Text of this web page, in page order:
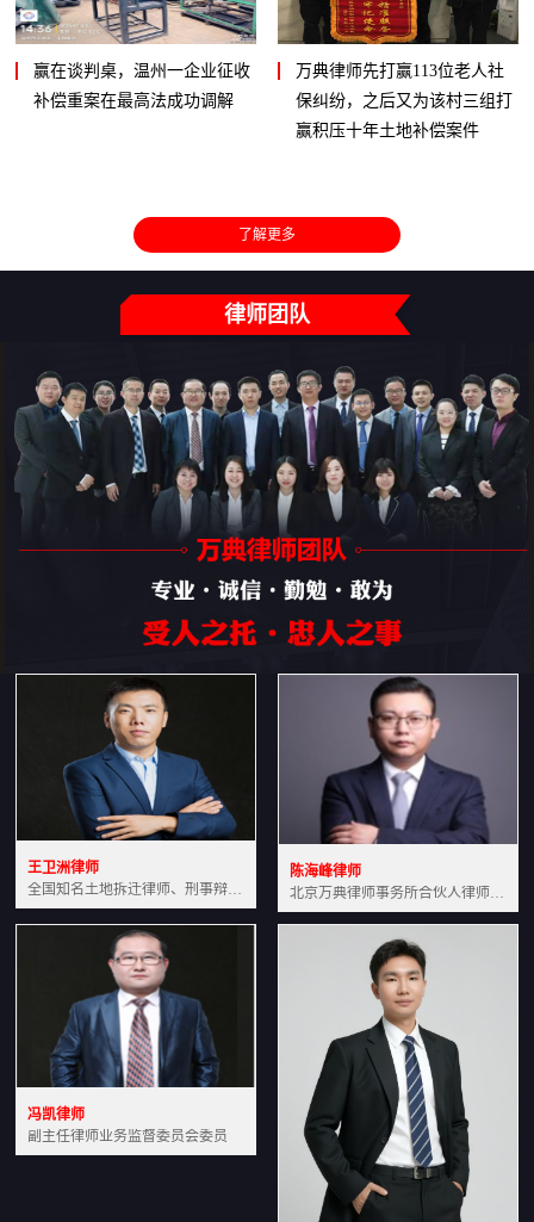
赢在谈判桌，温州一企业征收
补偿重案在最高法成功调解
万典律师先打赢113位老人社
保纠纷，之后又为该村三组打
赢积压十年土地补偿案件
了解更多
律师团队
王卫洲律师
全国知名土地拆迁律师、刑事辩护律师北京万典律师事务所主任中国法学会会员北京市行政法研究会理事
陈海峰律师
北京万典律师事务所合伙人律师土地房产专业资深律师
冯凯律师
副主任律师业务监督委员会委员